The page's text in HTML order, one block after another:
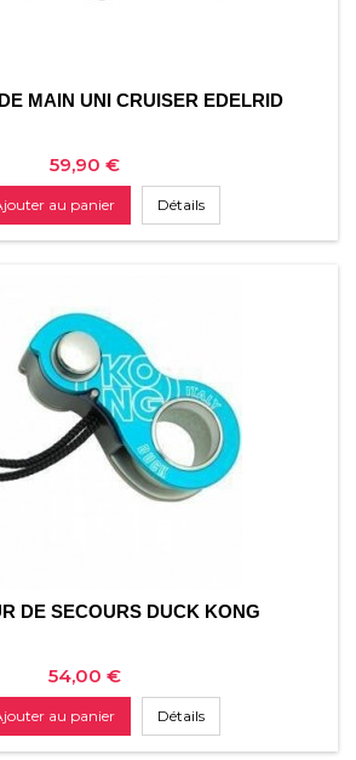
MAIN UNI CRUISER EDELRID
Prix
59,90 €
au panier Détails
DE SECOURS DUCK KONG
Prix
54,00 €
au panier Détails